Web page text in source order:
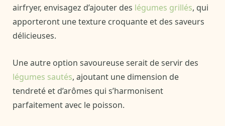
airfryer, envisagez d’ajouter des légumes grillés, qui
apporteront une texture croquante et des saveurs
délicieuses.
Une autre option savoureuse serait de servir des
légumes sautés, ajoutant une dimension de
tendreté et d’arômes qui s’harmonisent
parfaitement avec le poisson.